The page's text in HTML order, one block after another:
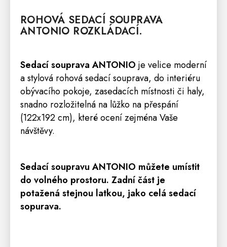
ROHOVÁ SEDACÍ SOUPRAVA
ANTONIO ROZKLÁDACÍ.
Sedacísouprava ANTONIO je velice moderní
a stylová rohová sedací souprava, do interiéru
obývacího pokoje, zasedacích místnosti či haly,
snadno rozložitelná na lůžko na přespání
(122x192 cm), které ocení zejména Vaše
návštěvy.
Sedacísoupravu ANTONIO můžete umístit
do volného prostoru. Zadní část je
potažená stejnou latkou, jako celá sedací
sopurava.